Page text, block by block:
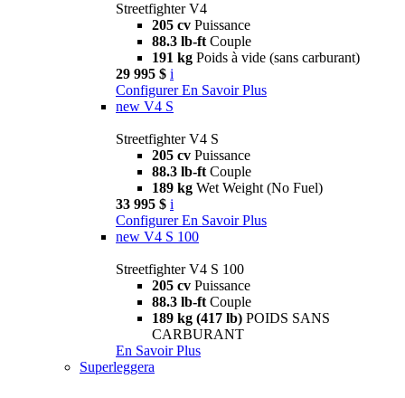
Streetfighter V4
205 cv Puissance
88.3 lb-ft Couple
191 kg Poids à vide (sans carburant)
29 995 $ i
Configurer En Savoir Plus
new V4 S
Streetfighter V4 S
205 cv Puissance
88.3 lb-ft Couple
189 kg Wet Weight (No Fuel)
33 995 $ i
Configurer En Savoir Plus
new V4 S 100
Streetfighter V4 S 100
205 cv Puissance
88.3 lb-ft Couple
189 kg (417 lb) POIDS SANS
CARBURANT
En Savoir Plus
Superleggera